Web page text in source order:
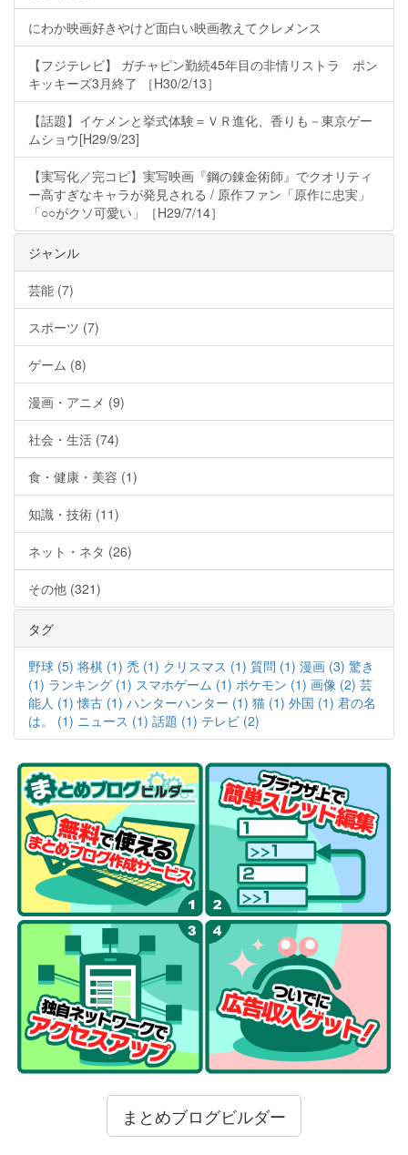
にわか映画好きやけど面白い映画教えてクレメンス
【フジテレビ】 ガチャピン勤続45年目の非情リストラ ポン
キッキーズ3月終了 ［H30/2/13］
【話題】イケメンと挙式体験＝ＶＲ進化、香りも－東京ゲー
ムショウ[H29/9/23]
【実写化／完コピ】実写映画『鋼の錬金術師』でクオリティ
ー高すぎなキャラが発見される / 原作ファン「原作に忠実」
「○○がクソ可愛い」［H29/7/14］
ジャンル
芸能 (7)
スポーツ (7)
ゲーム (8)
漫画・アニメ (9)
社会・生活 (74)
食・健康・美容 (1)
知識・技術 (11)
ネット・ネタ (26)
その他 (321)
タグ
野球 (5) 将棋 (1) 禿 (1) クリスマス (1) 質問 (1) 漫画 (3) 驚き
(1) ランキング (1) スマホゲーム (1) ポケモン (1) 画像 (2) 芸
能人 (1) 懐古 (1) ハンターハンター (1) 猫 (1) 外国 (1) 君の名
は。 (1) ニュース (1) 話題 (1) テレビ (2)
まとめブログビルダー